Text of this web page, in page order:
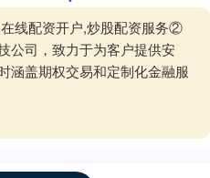
线配资开户,炒股配资服务②
公司，致力于为客户提供安
涵盖期权交易和定制化金融服